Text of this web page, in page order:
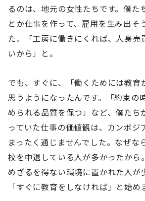
るのは、地元の女性たちです。僕た
とか仕事を作って、雇用を生み出そ
た。「工房に働きにくれば、人身売
いから」と。
でも、すぐに、「働くためには教育
思うようになったんです。「約束の
められる品質を保つ」など、僕たち
っていた仕事の価値観は、カンボジ
まったく通じませんでした。なぜな
校を中退している人が多かったから
めざるを得ない環境に置かれた人が
「すぐに教育をしなければ」と始め